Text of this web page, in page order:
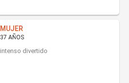
MUJER
37 AÑOS
intenso divertido